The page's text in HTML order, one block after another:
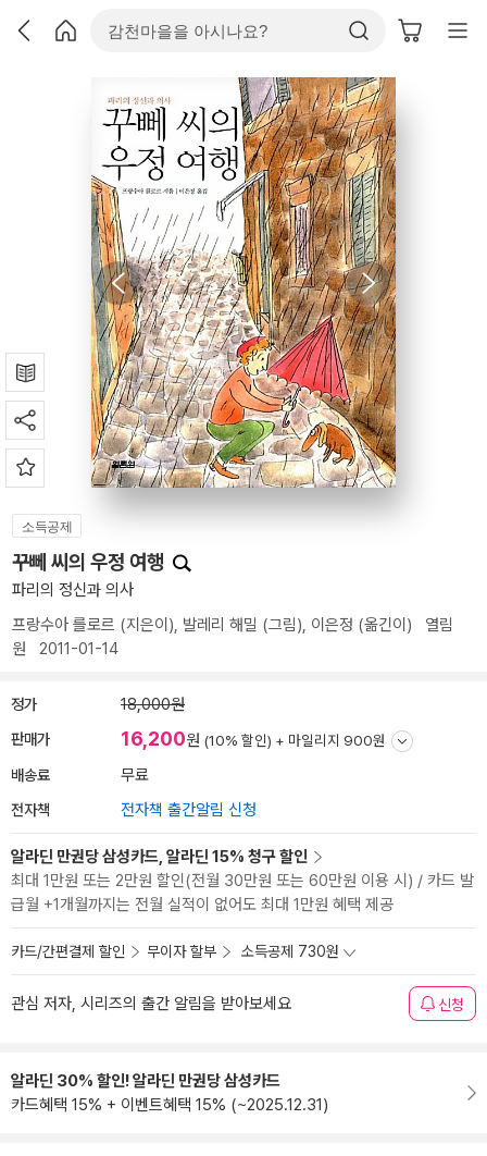
소득공제
꾸뻬 씨의 우정 여행
파리의 정신과 의사
프랑수아 를로르 (지은이), 발레리 해밀 (그림), 이은정 (옮긴이) 열림
원 2011-01-14
정가 18,000원
판매가 16,200원 (10% 할인) + 마일리지 900원
배송료 무료
전자책 전자책 출간알림 신청
알라딘 만권당 삼성카드, 알라딘 15% 청구 할인
최대 1만원 또는 2만원 할인(전월 30만원 또는 60만원 이용 시) / 카드 발
급월 +1개월까지는 전월 실적이 없어도 최대 1만원 혜택 제공
카드/간편결제 할인 무이자 할부 소득공제 730원
관심 저자, 시리즈의 출간 알림을 받아보세요 신청
알라딘 30% 할인! 알라딘 만권당 삼성카드
카드혜택 15% + 이벤트혜택 15% (~2025.12.31)